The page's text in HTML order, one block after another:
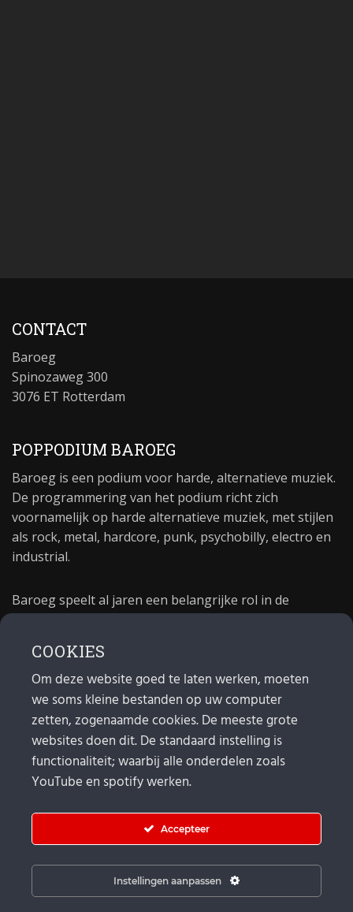
CONTACT
Baroeg
Spinozaweg 300
3076 ET Rotterdam
POPPODIUM BAROEG
Baroeg is een podium voor harde, alternatieve muziek.
De programmering van het podium richt zich
voornamelijk op harde alternatieve muziek, met stijlen
als rock, metal, hardcore, punk, psychobilly, electro en
industrial.
Baroeg speelt al jaren een belangrijke rol in de
poppodium 40 jaar.
MAIL
Algemeen: info@baroeg.nl
Bands & boeking: leon@baroeg.nl
Promotie & publiciteit: francis@baroeg.nl
COOKIES
Om deze website goed te laten werken, moeten
we soms kleine bestanden op uw computer
zetten, zogenaamde cookies. De meeste grote
websites doen dit. De standaard instelling is
functionaliteit; waarbij alle onderdelen zoals
YouTube en spotify werken.
Accepteer
Instellingen aanpassen